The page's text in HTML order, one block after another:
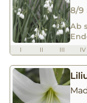
8/9
Ab
I II III IV